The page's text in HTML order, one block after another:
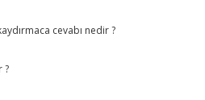
cevabı nedir ?
?